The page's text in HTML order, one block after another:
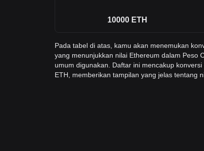
10000 ETH
Pada tabel di atas, kamu akan menemukan
yang menunjukkan nilai Ethereum dalam Peso
umum digunakan. Daftar ini mencakup
ETH, memberikan tampilan yang jelas tentang